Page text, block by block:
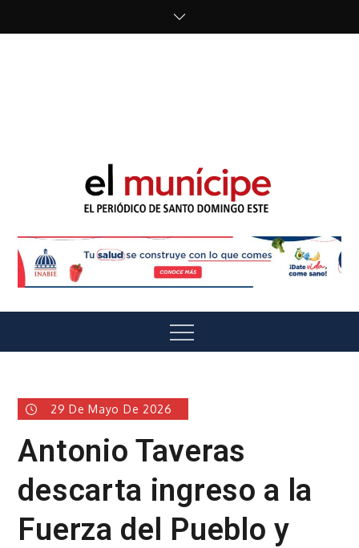
El Munícipe
Menu
29 De Mayo De 2026
Antonio Taveras
descarta ingreso a la
Fuerza del Pueblo y